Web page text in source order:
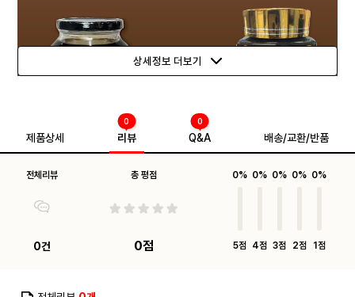
상세정보 더보기
제품상세 리뷰
0
Q&A
0
배송/교환/반품
전체리뷰
0건
총 평점
0점
0%
5점
0%
4점
0%
3점
0%
2점
0%
1점